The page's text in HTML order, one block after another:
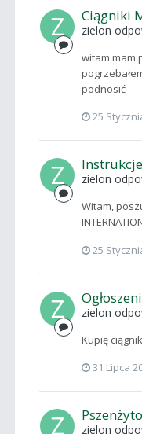
Ciągniki
zielon
witam mam
podnosić
25
zielon
Witam,
25
zielon
Kupię
31 Lipca
Pszenżyto
zielon